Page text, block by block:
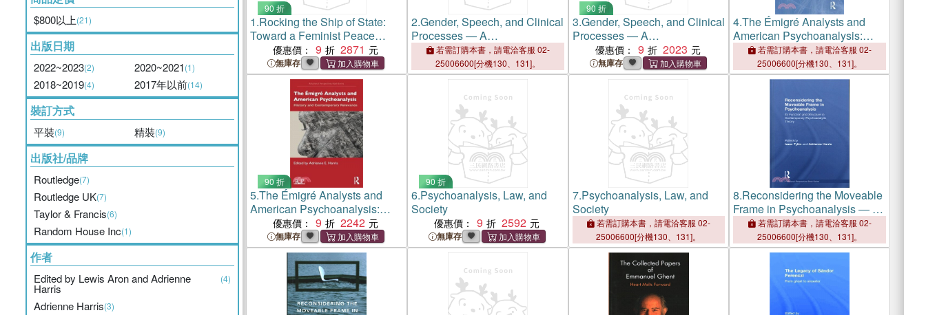
$800以上(21)
出版日期
2022~2023(2) 2020~2021(1)
2018~2019(4) 2017年以前(14)
裝訂方式
平裝(9) 精裝(9)
出版社/品牌
Routledge(7)
Routledge UK(7)
Taylor & Francis(6)
Random House Inc(1)
作者
Edited by Lewis Aron and Adrienne
Harris
(4)
Adrienne Harris(3)
90 折
1.Rocking the Ship of State:
Toward a Feminist Peace
Politics優惠價： 9 2871
無庫存
2.Gender, Speech, and Clinical
Processes ― A
Psychoanalytic Perspective
若需訂購本書，請電洽客服 02-
25006600[分機130、131]。
90 折
3.Gender, Speech, and Clinical
Processes ― A
Psychoanalytic Perspective
優惠價： 9 2023
無庫存
4.The Émigré Analysts and
American Psychoanalysis:
History and Contemporary
Relevance
若需訂購本書，請電洽客服 02-
25006600[分機130、131]。
90 折
5.The Émigré Analysts and
American Psychoanalysis:
History and Contemporary
Relevance
優惠價： 9 2242
無庫存
90 折
6.Psychoanalysis, Law, and
Society
優惠價： 9 2592
無庫存
7.Psychoanalysis, Law, and
Society
若需訂購本書，請電洽客服 02-
25006600[分機130、131]。
8.Reconsidering the Moveable
Frame in Psychoanalysis ― Its
Function and Structure in
Contemporary Psychoanalytic
Theory
若需訂購本書，請電洽客服 02-
25006600[分機130、131]。